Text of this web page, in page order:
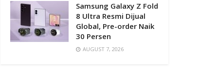
Samsung Galaxy Z Fold
8 Ultra Resmi Dijual
Global, Pre-order Naik
30 Persen
AUGUST 7, 2026